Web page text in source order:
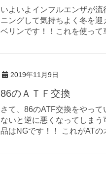
いよいよインフルエンザが
ニングして気持ちよく冬を
ベリンです！！これを使っ
2019年11月9日
86のＡＴＦ交換
さて、86のATF交換をやっ
ないと逆に悪くなってしま
品はNGです！！ これがAT